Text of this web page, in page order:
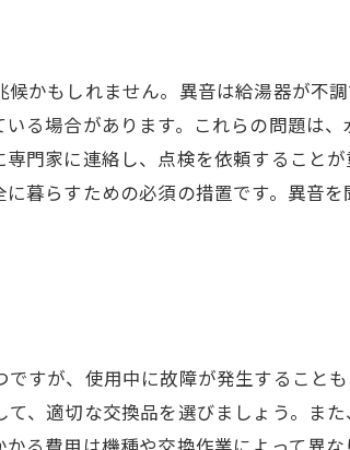
かもしれません。異音は給湯器が不
る場合があります。これらの問題は
門家に連絡し、点検を依頼すること
暮らすための必須の措置です。異音
すが、使用中に故障が発生すること
、適切な交換品を選びましょう。ま